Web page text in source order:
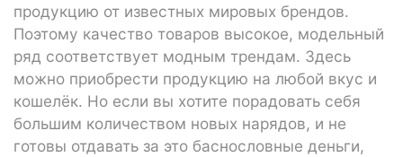
продукцию от известных мировых брендов.
Поэтому качество товаров высокое, модельный
ряд соответствует модным трендам. Здесь
можно приобрести продукцию на любой вкус и
кошелёк. Но если вы хотите порадовать себя
большим количеством новых нарядов, и не
готовы отдавать за это баснословные деньги,